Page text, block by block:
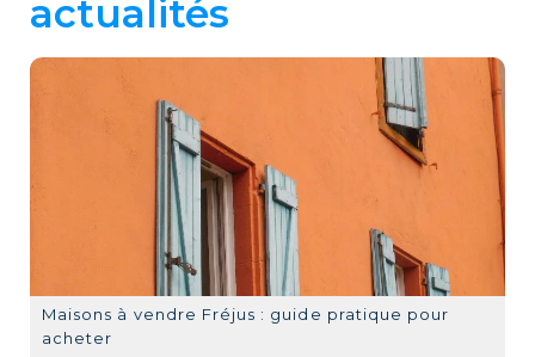
actualités
Maisons à vendre Fréjus : guide pratique pour
acheter